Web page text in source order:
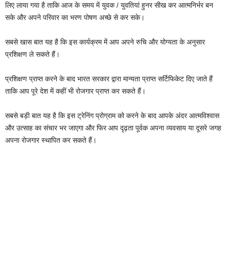
लिए लाया गया है ताकि आज के समय में युवक / युवतियां हुनर सीख कर आत्मनिर्भर बन
सके और अपने परिवार का भरण पोषण अच्छे से कर सके।
सबसे खास बात यह है कि इस कार्यक्रम में आप अपने रुचि और योग्यता के अनुसार
प्रशिक्षण ले सकते हैं।
प्रशिक्षण प्राप्त करने के बाद भारत सरकार द्वारा मान्यता प्राप्त सर्टिफिकेट दिए जाते हैं
ताकि आप पूरे देश में कहीं भी रोजगार प्राप्त कर सकते हैं।
सबसे बड़ी बात यह है कि इस ट्रेनिंग प्रोग्राम को करने के बाद आपके अंदर आत्मविश्वास
और उत्साह का संचार भर जाएगा और फिर आप दृढ़ता पूर्वक अपना व्यवसाय या दूसरे जगह
अपना रोजगार स्थापित कर सकते हैं।